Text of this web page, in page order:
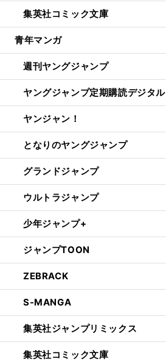
集英社コミック文庫
青年マンガ
週刊ヤングジャンプ
ヤングジャンプ定期購読デジタル
ヤンジャン！
となりのヤングジャンプ
グランドジャンプ
ウルトラジャンプ
少年ジャンプ+
ジャンプTOON
ZEBRACK
S-MANGA
集英社ジャンプリミックス
集英社コミック文庫